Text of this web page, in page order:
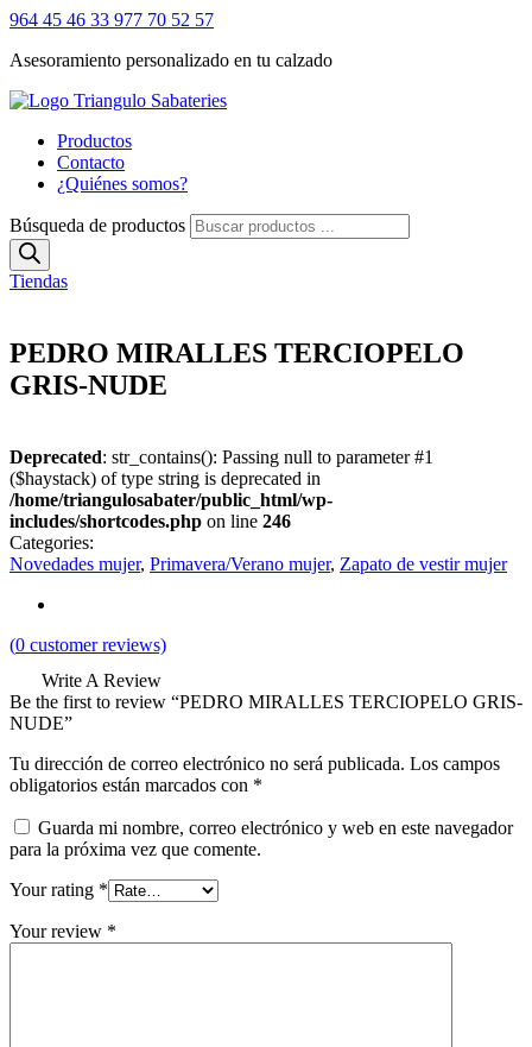
964 45 46 33 977 70 52 57
Asesoramiento personalizado en tu calzado
Productos
Contacto
¿Quiénes somos?
Búsqueda de productos
Tiendas
PEDRO MIRALLES TERCIOPELO
GRIS-NUDE
Deprecated: str_contains(): Passing null to parameter #1
($haystack) of type string is deprecated in
/home/triangulosabater/public_html/wp-
includes/shortcodes.php on line 246
Categories:
Novedades mujer, Primavera/Verano mujer, Zapato de vestir mujer
(0 customer reviews)
Write A Review
Be the first to review “PEDRO MIRALLES TERCIOPELO GRIS-
NUDE”
Tu dirección de correo electrónico no será publicada. Los campos
obligatorios están marcados con *
Guarda mi nombre, correo electrónico y web en este navegador
para la próxima vez que comente.
Your rating *
Your review *